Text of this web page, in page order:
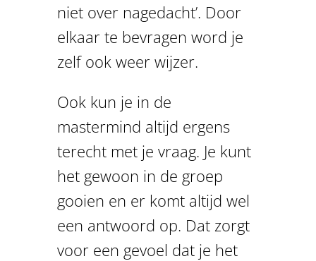
niet over nagedacht’. Door
elkaar te bevragen word je
zelf ook weer wijzer.
Ook kun je in de
mastermind altijd ergens
terecht met je vraag. Je kunt
het gewoon in de groep
gooien en er komt altijd wel
een antwoord op. Dat zorgt
voor een gevoel dat je het